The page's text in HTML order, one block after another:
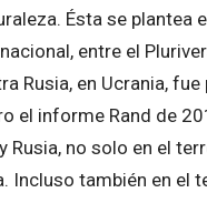
Ésta se plantea
entre el
Rusia, en Ucrania,
el informe Rand de
Rusia, no solo en el
Incluso también en el